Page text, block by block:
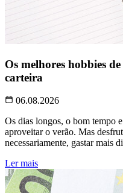
Os melhores hobbies
carteira
06.08.2026
Os dias longos, o bom tempo
aproveitar o verão. Mas
necessariamente, gastar mais
Ler mais